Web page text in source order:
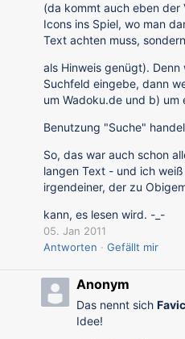
(da kommt auch eben der
Icons ins Spiel, wo man
Text achten muss,
als Hinweis genügt).
Suchfeld eingebe, dann
um Wadoku.de und b) um
Benutzung "Suche"
So, das war auch schon
langen Text - und ich
irgendeiner, der zu
kann, es lesen wird. -_-
05. Jan 2011
Antworten
Gefällt mir
Anonym
Das nennt sich
Idee!